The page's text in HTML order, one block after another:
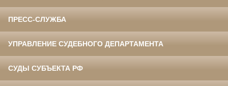
ПРЕСС-СЛУЖБА
УПРАВЛЕНИЕ СУДЕБНОГО ДЕПАРТАМЕНТА
СУДЫ СУБЪЕКТА РФ